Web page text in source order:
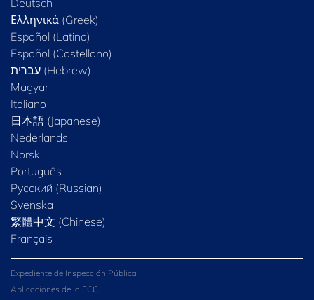
Deutsch
Ελληνικά (Greek)
Español (Latino)
Español (Castellano)
Magyar
Italiano
日本語 (Japanese)
Nederlands
Norsk
Português
Русский (Russian)
Svenska
繁體中文 (Chinese)
Français
Expediente de Inspección Pública
Aplicaciones de la FCC